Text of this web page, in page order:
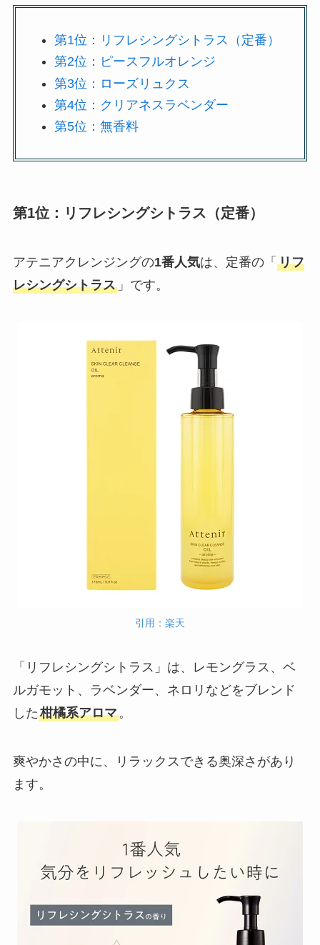
第1位：リフレシングシトラス（定番）
第2位：ピースフルオレンジ
第3位：ローズリュクス
第4位：クリアネスラベンダー
第5位：無香料
第1位：リフレシングシトラス（定番）
アテニアクレンジングの1番人気は、定番の「 リフ
レシングシトラス」です。
引用：楽天
「リフレシングシトラス」は、レモングラス、ベ
ルガモット、ラベンダー、ネロリなどをブレンド
した柑橘系アロマ。
爽やかさの中に、リラックスできる奥深さがあり
ます。